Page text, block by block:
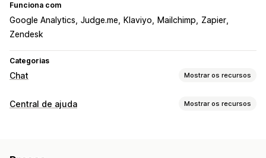
Funciona com
Google Analytics Judge.me Klaviyo Mailchimp
Zapier
Zendesk
Categorias
Chat Mostrar os recursos
Mensagens em tempo real
Central de ajuda Mostrar os recursos